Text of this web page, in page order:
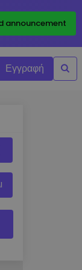
announcement
Εγγραφή